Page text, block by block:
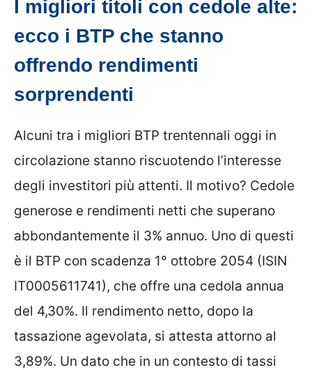
I migliori titoli con cedole alte:
ecco i BTP che stanno
offrendo rendimenti
sorprendenti
Alcuni tra i migliori BTP trentennali oggi in
circolazione stanno riscuotendo l’interesse
degli investitori più attenti. Il motivo? Cedole
generose e rendimenti netti che superano
abbondantemente il 3% annuo. Uno di questi
è il BTP con scadenza 1° ottobre 2054 (ISIN
IT0005611741), che offre una cedola annua
del 4,30%. Il rendimento netto, dopo la
tassazione agevolata, si attesta attorno al
3,89%. Un dato che in un contesto di tassi